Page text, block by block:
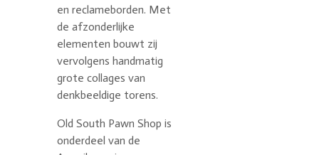
en reclameborden. Met
de afzonderlijke
elementen bouwt zij
vervolgens handmatig
grote collages van
denkbeeldige torens.
Old South Pawn Shop is
onderdeel van de